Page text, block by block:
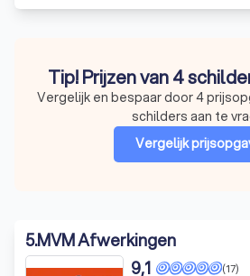
Tip! Prijzen van 4
Vergelijk en bespaar door 4
schilders aan te
Vergelijk
5.MVM Afwerkingen
(17)
9,1